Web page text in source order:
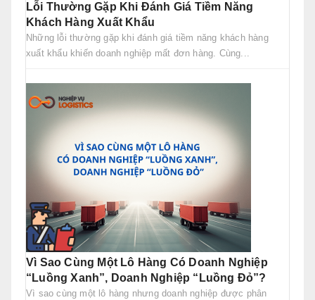
Lỗi Thường Gặp Khi Đánh Giá Tiềm Năng
Khách Hàng Xuất Khẩu
Những lỗi thường gặp khi đánh giá tiềm năng khách hàng
xuất khẩu khiến doanh nghiệp mất đơn hàng. Cùng...
Vì Sao Cùng Một Lô Hàng Có Doanh Nghiệp
“Luồng Xanh”, Doanh Nghiệp “Luồng Đỏ”?
Vì sao cùng một lô hàng nhưng doanh nghiệp được phân